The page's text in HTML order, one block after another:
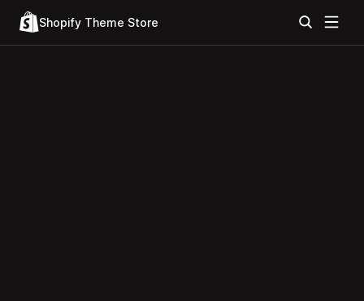
Shopify Theme Store